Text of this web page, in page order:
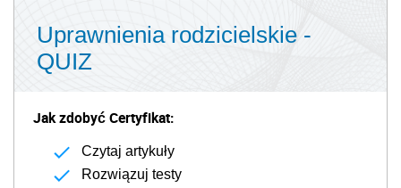
Uprawnienia rodzicielskie -
QUIZ
Jak zdobyć Certyfikat:
Czytaj artykuły
Rozwiązuj testy